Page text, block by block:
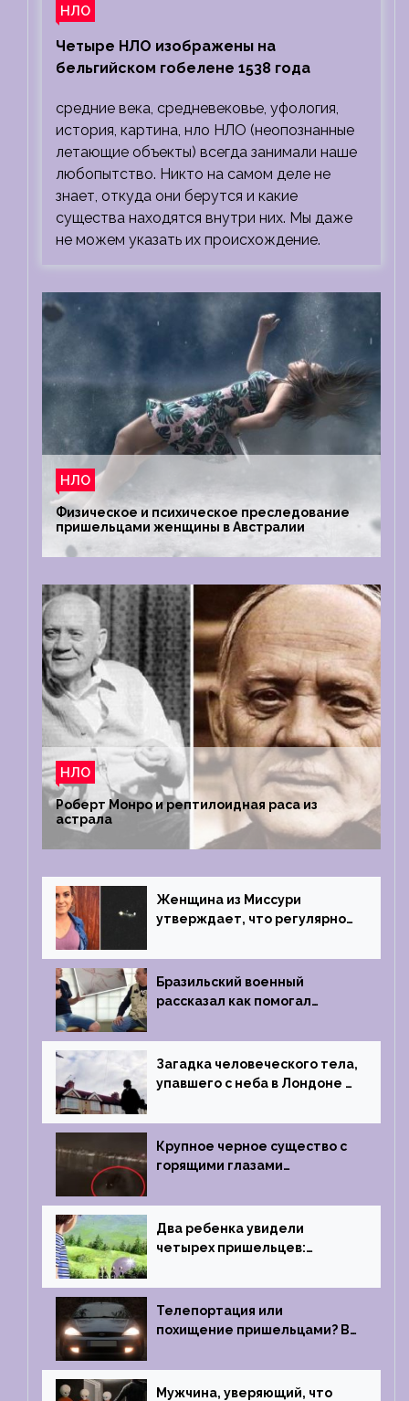
НЛО
Четыре НЛО изображены на
бельгийском гобелене 1538 года
средние века, средневековье, уфология,
история, картина, нло НЛО (неопознанные
летающие объекты) всегда занимали наше
любопытство. Никто на самом деле не
знает, откуда они берутся и какие
существа находятся внутри них. Мы даже
не можем указать их происхождение.
НЛО
Физическое и психическое преследование
пришельцами женщины в Австралии
НЛО
Роберт Монро и рептилоидная раса из
астрала
Женщина из Миссури
утверждает, что регулярно
инопланетянами
Бразильский военный
рассказал как помогал
1996 году
Загадка человеческого тела,
упавшего с неба в Лондоне в
Крупное черное существо с
горящими глазами
Два ребенка увидели
четырех пришельцев:
1967 году
Телепортация или
похищение пришельцами? В
случай произошел с семьей
из Аргентины
Мужчина, уверяющий, что